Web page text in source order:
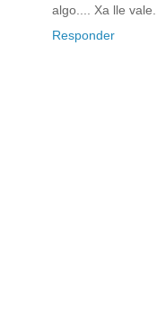
algo.... Xa lle vale...
Responder